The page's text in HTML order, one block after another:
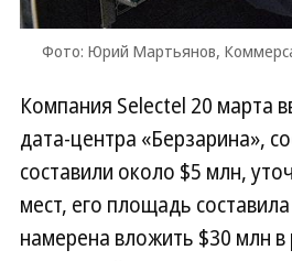
Фото: Юрий Мартьянов,
Компания Selectel 20 марта
дата-центра «Берзарина»,
составили около $5 млн,
мест, его площадь
намерена вложить $30 млн в